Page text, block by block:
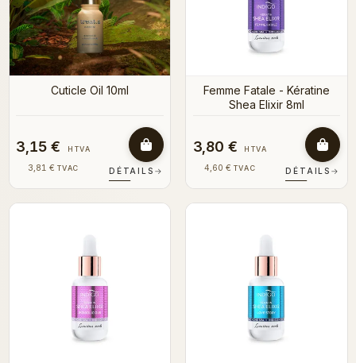
Cuticle Oil 10ml
3,15 € HTVA
3,81 € TVAC DÉTAILS →
Femme Fatale - Kératine
Shea Elixir 8ml
3,80 € HTVA
4,60 € TVAC DÉTAILS →